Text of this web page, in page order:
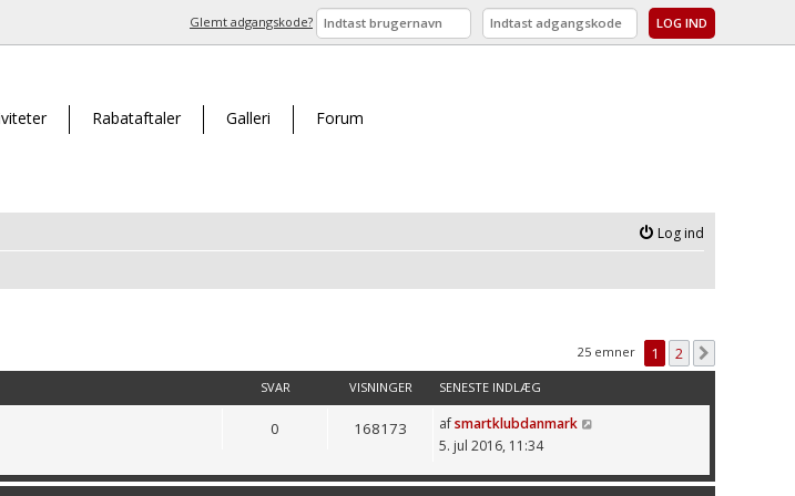
Glemt adgangskode?
Rabataftaler Galleri Forum
Log ind
25 emner 1 2
SVAR VISNINGER SENESTE INDLÆG
0 168173 afsmartklubdanmark
5. jul 2016, 11:34